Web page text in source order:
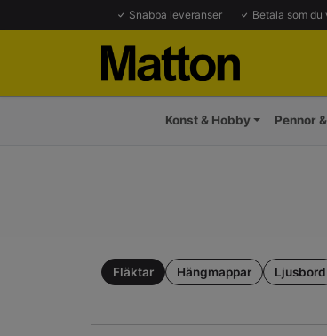
Snabba leveranser Betala som du
Konst & Hobby Pennor
Fläktar Hängmappar Ljusbord